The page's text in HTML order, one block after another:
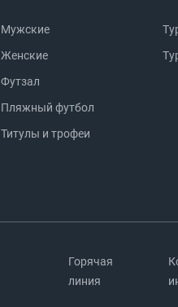
Мужские
Женские
Футзал
Пляжный футбол
Титулы и трофеи
Горячая
линия